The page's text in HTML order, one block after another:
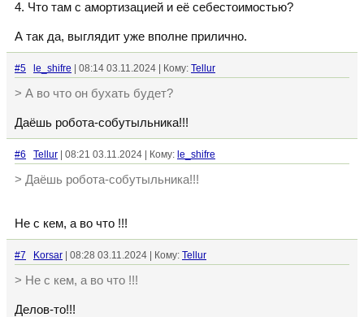
4. Что там с амортизацией и её себестоимостью?
А так да, выглядит уже вполне прилично.
#5 le_shifre | 08:14 03.11.2024 | Кому: Tellur
> А во что он бухать будет?
Даёшь робота-собутыльника!!!
#6 Tellur | 08:21 03.11.2024 | Кому: le_shifre
> Даёшь робота-собутыльника!!!
Не с кем, а во что !!!
#7 Korsar | 08:28 03.11.2024 | Кому: Tellur
> Не с кем, а во что !!!
Делов-то!!!